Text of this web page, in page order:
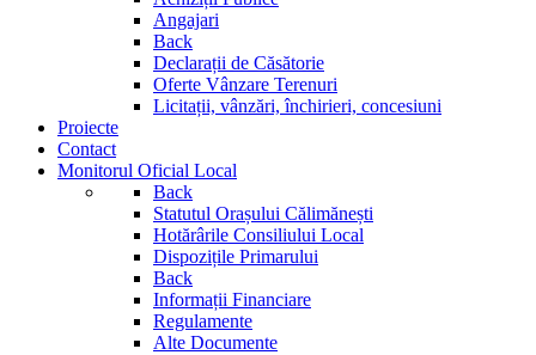
Angajari
Back
Declarații de Căsătorie
Oferte Vânzare Terenuri
Licitații, vânzări, închirieri, concesiuni
Proiecte
Contact
Monitorul Oficial Local
Back
Statutul Orașului Călimănești
Hotărârile Consiliului Local
Dispozițile Primarului
Back
Informații Financiare
Regulamente
Alte Documente